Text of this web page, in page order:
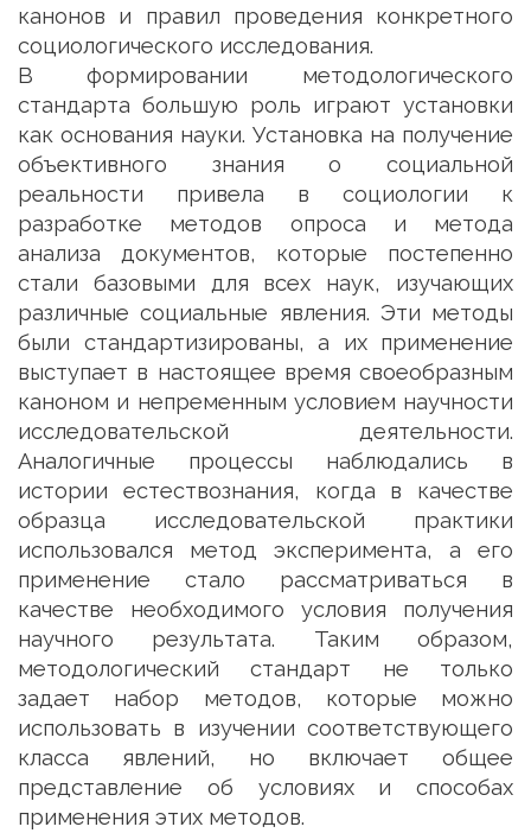
канонов и правил проведения конкретного
социологического исследования.
В формировании методологического
стандарта большую роль играют установки
как основания науки. Установка на получение
объективного знания о социальной
реальности привела в социологии к
разработке методов опроса и метода
анализа документов, которые постепенно
стали базовыми для всех наук, изучающих
различные социальные явления. Эти методы
были стандартизированы, а их применение
выступает в настоящее время своеобразным
каноном и непременным условием научности
исследовательской деятельности.
Аналогичные процессы наблюдались в
истории естествознания, когда в качестве
образца исследовательской практики
использовался метод эксперимента, а его
применение стало рассматриваться в
качестве необходимого условия получения
научного результата. Таким образом,
методологический стандарт не только
задает набор методов, которые можно
использовать в изучении соответствующего
класса явлений, но включает общее
представление об условиях и способах
применения этих методов.